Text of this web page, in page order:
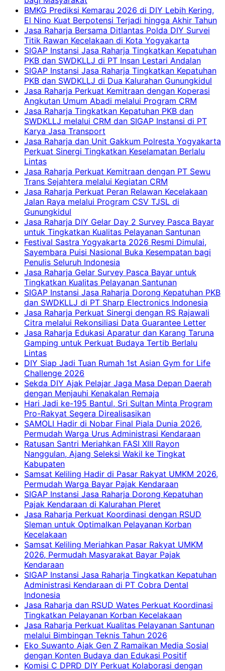
BMKG Prediksi Kemarau 2026 di DIY Lebih Kering,
El Nino Kuat Berpotensi Terjadi hingga Akhir Tahun
Jasa Raharja Bersama Ditlantas Polda DIY Survei
Titik Rawan Kecelakaan di Kota Yogyakarta
SIGAP Instansi Jasa Raharja Tingkatkan Kepatuhan
PKB dan SWDKLLJ di PT Insan Lestari Andalan
SIGAP Instansi Jasa Raharja Tingkatkan Kepatuhan
PKB dan SWDKLLJ di Dua Kalurahan Gunungkidul
Jasa Raharja Perkuat Kemitraan dengan Koperasi
Angkutan Umum Abadi melalui Program CRM
Jasa Raharja Tingkatkan Kepatuhan PKB dan
SWDKLLJ melalui CRM dan SIGAP Instansi di PT
Karya Jasa Transport
Jasa Raharja dan Unit Gakkum Polresta Yogyakarta
Perkuat Sinergi Tingkatkan Keselamatan Berlalu
Lintas
Jasa Raharja Perkuat Kemitraan dengan PT Sewu
Trans Sejahtera melalui Kegiatan CRM
Jasa Raharja Perkuat Peran Relawan Kecelakaan
Jalan Raya melalui Program CSV TJSL di
Gunungkidul
Jasa Raharja DIY Gelar Day 2 Survey Pasca Bayar
untuk Tingkatkan Kualitas Pelayanan Santunan
Festival Sastra Yogyakarta 2026 Resmi Dimulai,
Sayembara Puisi Nasional Buka Kesempatan bagi
Penulis Seluruh Indonesia
Jasa Raharja Gelar Survey Pasca Bayar untuk
Tingkatkan Kualitas Pelayanan Santunan
SIGAP Instansi Jasa Raharja Dorong Kepatuhan PKB
dan SWDKLLJ di PT Sharp Electronics Indonesia
Jasa Raharja Perkuat Sinergi dengan RS Rajawali
Citra melalui Rekonsiliasi Data Guarantee Letter
Jasa Raharja Edukasi Aparatur dan Karang Taruna
Gamping untuk Perkuat Budaya Tertib Berlalu
Lintas
DIY Siap Jadi Tuan Rumah 1st Asian Gym for Life
Challenge 2026
Sekda DIY Ajak Pelajar Jaga Masa Depan Daerah
dengan Menjauhi Kenakalan Remaja
Hari Jadi ke-195 Bantul, Sri Sultan Minta Program
Pro-Rakyat Segera Direalisasikan
SAMOLI Hadir di Nobar Final Piala Dunia 2026,
Permudah Warga Urus Administrasi Kendaraan
Ratusan Santri Meriahkan FASI XIII Rayon
Nanggulan, Ajang Seleksi Wakil ke Tingkat
Kabupaten
Samsat Keliling Hadir di Pasar Rakyat UMKM 2026,
Permudah Warga Bayar Pajak Kendaraan
SIGAP Instansi Jasa Raharja Dorong Kepatuhan
Pajak Kendaraan di Kalurahan Pleret
Jasa Raharja Perkuat Koordinasi dengan RSUD
Sleman untuk Optimalkan Pelayanan Korban
Kecelakaan
Samsat Keliling Meriahkan Pasar Rakyat UMKM
2026, Permudah Masyarakat Bayar Pajak
Kendaraan
SIGAP Instansi Jasa Raharja Tingkatkan Kepatuhan
Administrasi Kendaraan di PT Cobra Dental
Indonesia
Jasa Raharja dan RSUD Wates Perkuat Koordinasi
Tingkatkan Pelayanan Korban Kecelakaan
Jasa Raharja Perkuat Kualitas Pelayanan Santunan
melalui Bimbingan Teknis Tahun 2026
Eko Suwanto Ajak Gen Z Ramaikan Media Sosial
dengan Konten Budaya dan Edukasi Positif
Komisi C DPRD DIY Perkuat Kolaborasi dengan